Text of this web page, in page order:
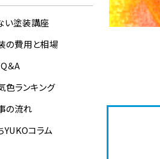
い塗装講座
の費用と相場
＆A
色ランキング
の流れ
YUKOコラム